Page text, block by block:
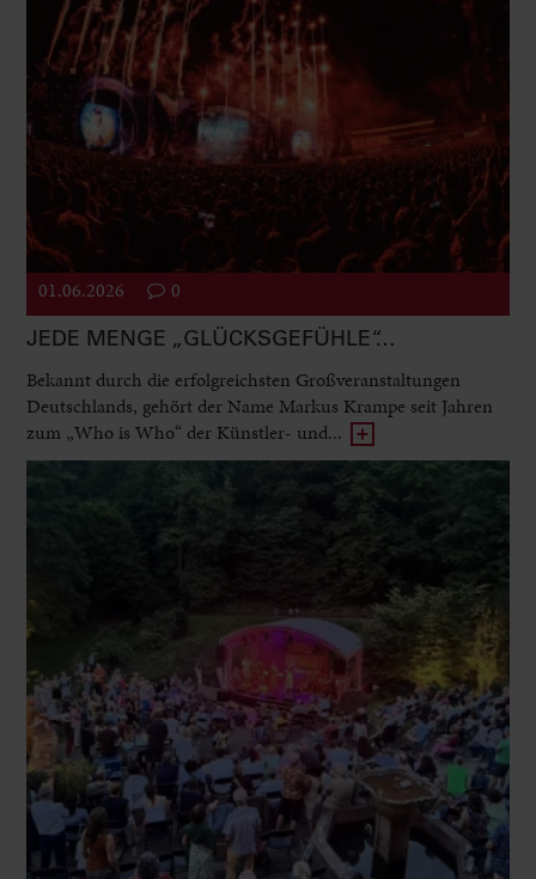
01.06.2026 0
JEDE MENGE „GLÜCKSGEFÜHLE“…
Bekannt durch die erfolgreichsten Großveranstaltungen
Deutschlands, gehört der Name Markus Krampe seit Jahren
zum „Who is Who“ der Künstler- und...